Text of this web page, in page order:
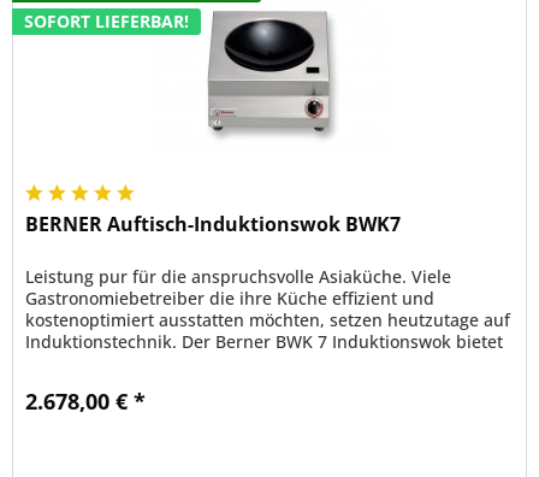
SOFORT LIEFERBAR!
BERNER Auftisch-Induktionswok BWK7
Leistung pur für die anspruchsvolle Asiaküche. Viele
Gastronomiebetreiber die ihre Küche effizient und
kostenoptimiert ausstatten möchten, setzen heutzutage auf
Induktionstechnik. Der Berner BWK 7 Induktionswok bietet
2.678,00 € *